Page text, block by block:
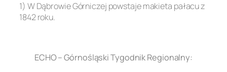
1) W Dąbrowie Górniczej powstaje makieta pałacu z
1842 roku.
ECHO – Górnośląski Tygodnik Regionalny: